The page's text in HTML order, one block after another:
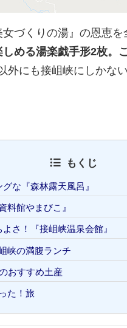
づくりの湯』の恩恵を
める湯楽戯手形2枚。
外にも接岨峡にしかな
もくじ
な『森林露天風呂』
館やまびこ』
さ！『接岨峡温泉会館』
峡の満腹ランチ
おすすめ土産
た！旅